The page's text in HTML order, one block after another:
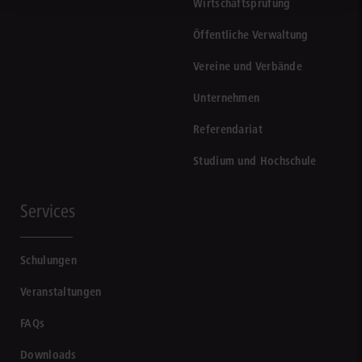
Wirtschaftsprüfung
Öffentliche Verwaltung
Vereine und Verbände
Unternehmen
Referendariat
Studium und Hochschule
Services
Schulungen
Veranstaltungen
FAQs
Downloads